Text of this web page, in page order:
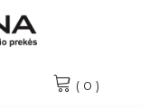
( 0 )